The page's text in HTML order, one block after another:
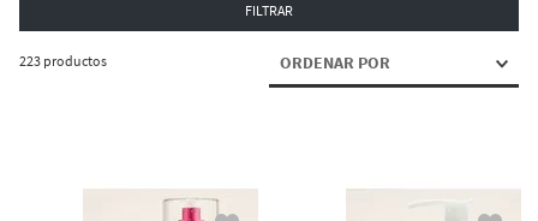
FILTRAR
223 productos ORDENAR POR